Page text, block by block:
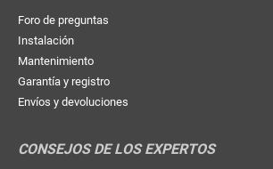
Foro de preguntas
Instalación
Mantenimiento
Garantía y registro
Envíos y devoluciones
CONSEJOS DE LOS EXPERTOS